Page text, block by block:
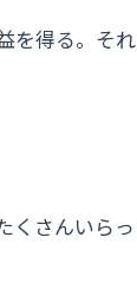
を得る。それ
くさんいらっ